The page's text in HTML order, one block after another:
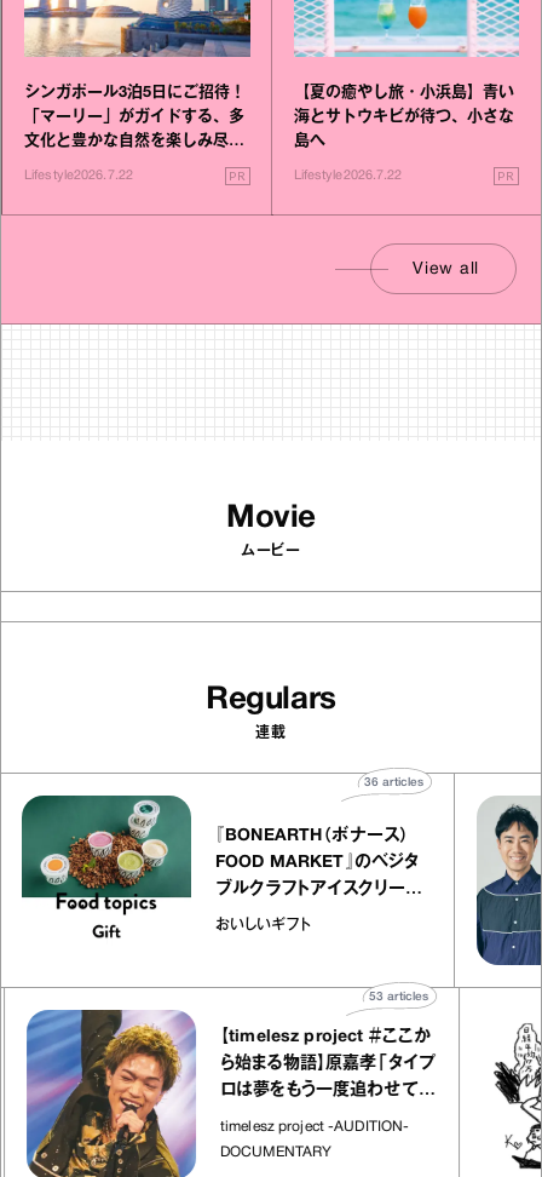
シンガポール3泊5日にご招待！
「マーリー」がガイドする、多
文化と豊かな自然を楽しみ尽く
Lifestyle2026.7.22 PR
【夏の癒やし旅・小浜島】青い
海とサトウキビが待つ、小さな
島へ
Lifestyle2026.7.22 PR
View all
Movie
ムービー
Regulars
連載
『BONEARTH（ボナース）
FOOD MARKET』のベジタ
ブルクラフトアイスクリーム
｜真野知子の「おいしいギフ
おいしいギフト
36articles
【timelesz project ＃ここか
ら始まる物語】原嘉孝「タイプ
ロは夢をもう一度追わせてく
れた場所」
timelesz project -AUDITION-
DOCUMENTARY
articles